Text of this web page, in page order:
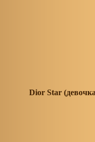
Dior Star